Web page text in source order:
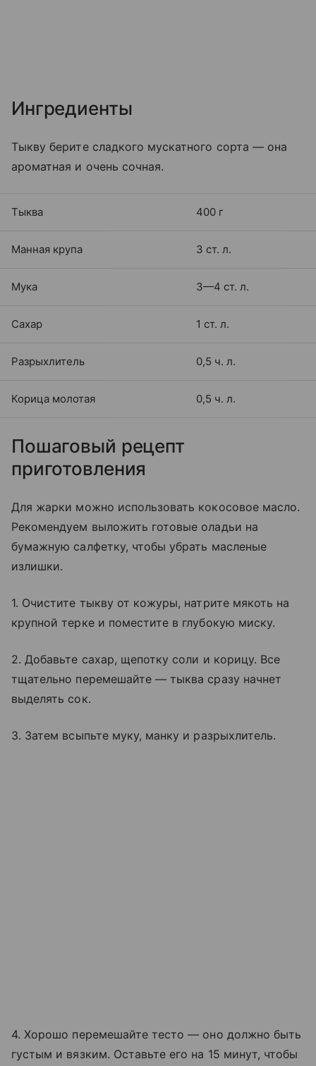
Ингредиенты
Тыкву берите сладкого мускатного сорта — она
ароматная и очень сочная.
Тыква 400 г
Манная крупа 3 ст. л.
Мука 3—4 ст. л.
Сахар 1 ст. л.
Разрыхлитель 0,5 ч. л.
Корица молотая 0,5 ч. л.
Пошаговый рецепт
приготовления
Для жарки можно использовать кокосовое масло.
Рекомендуем выложить готовые оладьи на
бумажную салфетку, чтобы убрать масленые
излишки.
1. Очистите тыкву от кожуры, натрите мякоть на
крупной терке и поместите в глубокую миску.
2. Добавьте сахар, щепотку соли и корицу. Все
тщательно перемешайте — тыква сразу начнет
выделять сок.
3. Затем всыпьте муку, манку и разрыхлитель.
4. Хорошо перемешайте тесто — оно должно быть
густым и вязким. Оставьте его на 15 минут, чтобы